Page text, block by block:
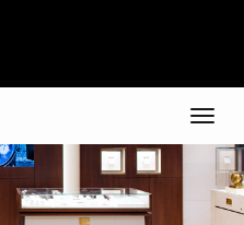
メ
ニ
ュ
ー